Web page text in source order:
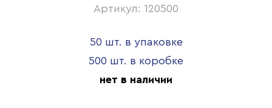
Артикул: 120500
50 шт. в упаковке
500 шт. в коробке
нет в наличии